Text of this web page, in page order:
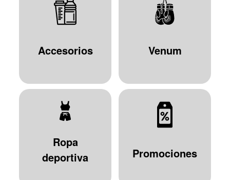
Accesorios Venum
Ropa
deportiva
Promociones